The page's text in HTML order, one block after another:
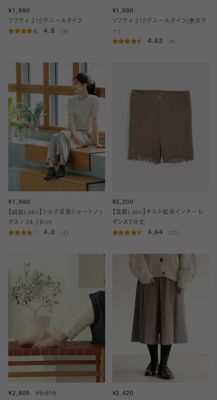
¥1,980
ソフティ 210デニールタイツ
4.6 （5）
¥1,980
ソフティ 210デニールタイツ(杢カラ
ー)
4.63 （8）
¥1,980
【絹肌Labo】シルク足袋ショートソッ
クス / 24-26cm
4.0 （2）
¥2,200
【温脚Labo】キルト起毛インナーレ
ギンス2分丈
4.64 （22）
¥2,805
¥5,610
¥2,420